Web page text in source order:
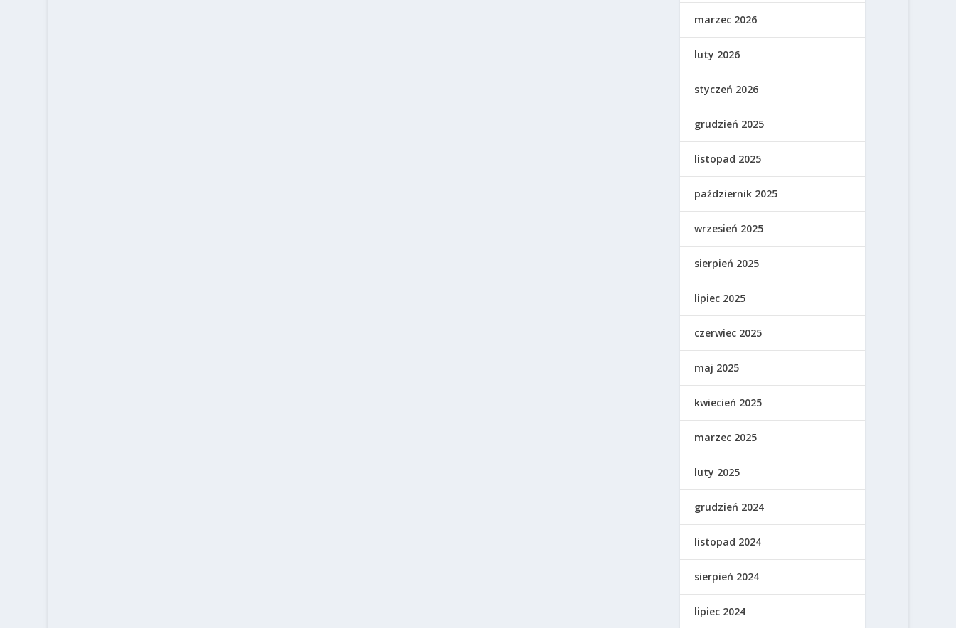
marzec 2026
luty 2026
styczeń 2026
grudzień 2025
listopad 2025
październik 2025
wrzesień 2025
sierpień 2025
lipiec 2025
czerwiec 2025
maj 2025
kwiecień 2025
marzec 2025
luty 2025
grudzień 2024
listopad 2024
sierpień 2024
lipiec 2024